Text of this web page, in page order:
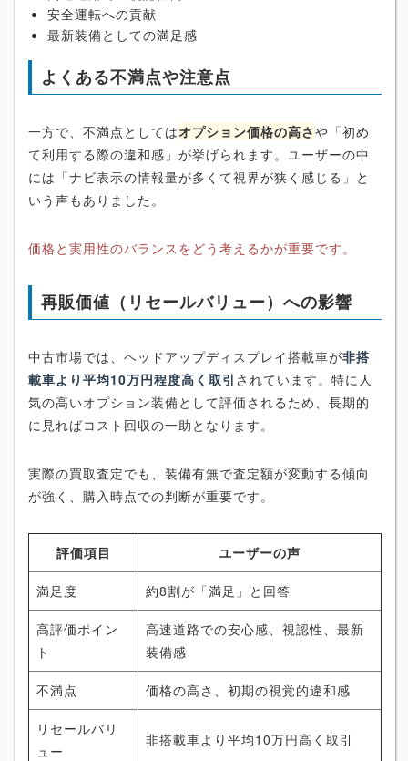
安全運転への貢献
最新装備としての満足感
よくある不満点や注意点
一方で、不満点としてはオプション価格の高さや「初め
て利用する際の違和感」が挙げられます。ユーザーの中
には「ナビ表示の情報量が多くて視界が狭く感じる」と
いう声もありました。
価格と実用性のバランスをどう考えるかが重要です。
再販価値（リセールバリュー）への影響
中古市場では、ヘッドアップディスプレイ搭載車が非搭
載車より平均10万円程度高く取引 されています。特に人
気の高いオプション装備として評価されるため、長期的
に見ればコスト回収の一助となります。
実際の買取査定でも、装備有無で査定額が変動する傾向
が強く、購入時点での判断が重要です。
評価項目 ユーザーの声
満足度 約8割が「満足」と回答
高評価ポイン
ト
高速道路での安心感、視認性、最新
装備感
不満点 価格の高さ、初期の視覚的違和感
リセールバリ
ュー
非搭載車より平均10万円高く取引